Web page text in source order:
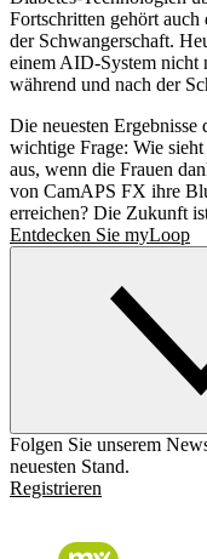
Fortschritten gehört auch
der Schwangerschaft.
einem AID-System nicht
während und nach der
Die neuesten
wichtige Frage: Wie
aus, wenn die Frauen
von CamAPS FX ihre
erreichen? Die Zukunft
Entdecken Sie myLoop
Folgen Sie unserem
neuesten Stand.
Registrieren